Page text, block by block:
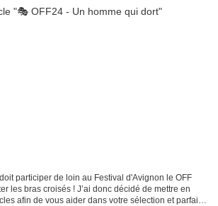
participer de loin au Festival d'Avignon le OFF
les bras croisés ! J’ai donc décidé de mettre en
afin de vous aider dans votre sélection et parfaire